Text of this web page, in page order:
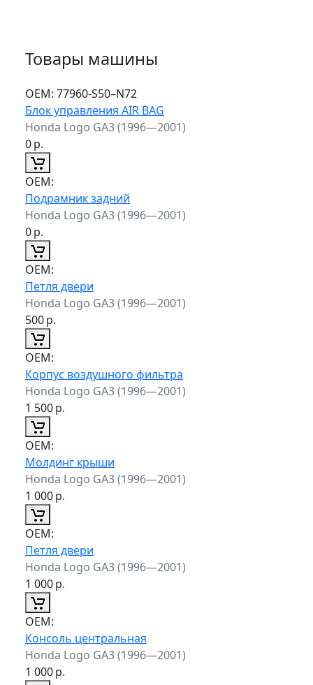
Товары машины
ОЕМ: 77960-S50–N72
Блок управления AIR BAG
Honda Logo GA3 (1996—2001)
0р.
ОЕМ:
Подрамник задний
Honda Logo GA3 (1996—2001)
0р.
ОЕМ:
Петля двери
Honda Logo GA3 (1996—2001)
500р.
ОЕМ:
Корпус воздушного фильтра
Honda Logo GA3 (1996—2001)
1 500р.
ОЕМ:
Молдинг крыши
Honda Logo GA3 (1996—2001)
1 000р.
ОЕМ:
Петля двери
Honda Logo GA3 (1996—2001)
1 000р.
ОЕМ:
Консоль центральная
Honda Logo GA3 (1996—2001)
1 000р.